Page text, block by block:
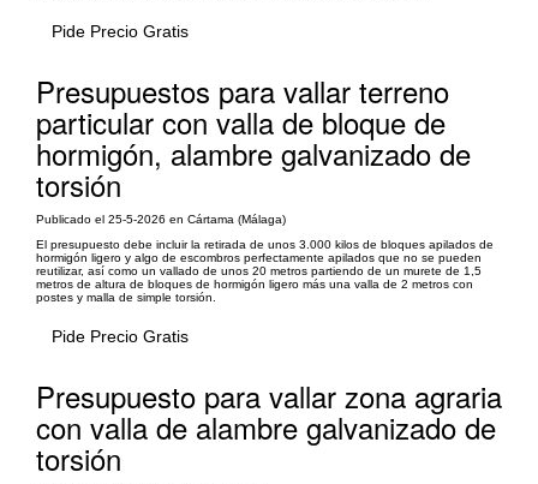
Pide Precio Gratis
Presupuestos para vallar terreno
particular con valla de bloque de
hormigón, alambre galvanizado de
torsión
Publicado el 25-5-2026 en Cártama (Málaga)
El presupuesto debe incluir la retirada de unos 3.000 kilos de bloques apilados de
hormigón ligero y algo de escombros perfectamente apilados que no se pueden
reutilizar, así como un vallado de unos 20 metros partiendo de un murete de 1,5
metros de altura de bloques de hormigón ligero más una valla de 2 metros con
postes y malla de simple torsión.
Pide Precio Gratis
Presupuesto para vallar zona agraria
con valla de alambre galvanizado de
torsión